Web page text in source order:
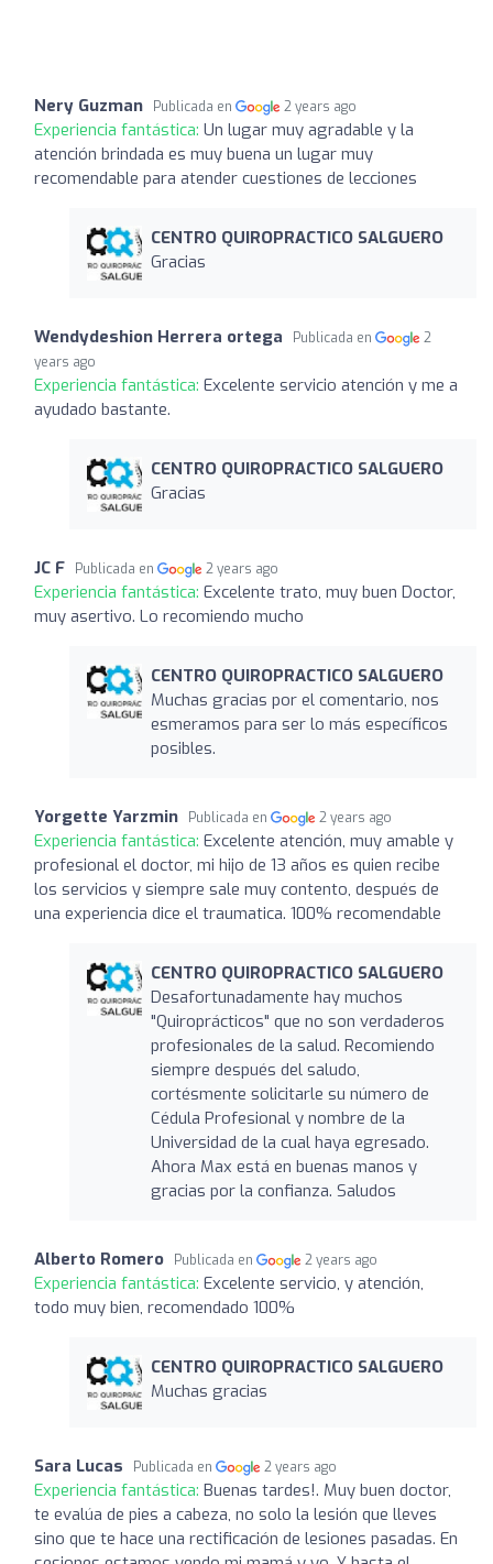
Nery Guzman Publicada en 2 years ago
Experiencia fantástica: Un lugar muy agradable y la
atención brindada es muy buena un lugar muy
recomendable para atender cuestiones de lecciones
CENTRO QUIROPRACTICO SALGUERO
Gracias
Wendydeshion Herrera ortega Publicada en
2
years ago
Experiencia fantástica: Excelente servicio atención y me a
ayudado bastante.
CENTRO QUIROPRACTICO SALGUERO
Gracias
JC F Publicada en 2 years ago
Experiencia fantástica: Excelente trato, muy buen Doctor,
muy asertivo. Lo recomiendo mucho
CENTRO QUIROPRACTICO SALGUERO
Muchas gracias por el comentario, nos
esmeramos para ser lo más específicos
posibles.
Yorgette Yarzmin Publicada en 2 years ago
Experiencia fantástica: Excelente atención, muy amable y
profesional el doctor, mi hijo de 13 años es quien recibe
los servicios y siempre sale muy contento, después de
una experiencia dice el traumatica. 100% recomendable
CENTRO QUIROPRACTICO SALGUERO
Desafortunadamente hay muchos
"Quiroprácticos" que no son verdaderos
profesionales de la salud. Recomiendo
siempre después del saludo,
cortésmente solicitarle su número de
Cédula Profesional y nombre de la
Universidad de la cual haya egresado.
Ahora Max está en buenas manos y
gracias por la confianza. Saludos
Alberto Romero Publicada en 2 years ago
Experiencia fantástica: Excelente servicio, y atención,
todo muy bien, recomendado 100%
CENTRO QUIROPRACTICO SALGUERO
Muchas gracias
Sara Lucas Publicada en 2 years ago
Experiencia fantástica: Buenas tardes!. Muy buen doctor,
te evalúa de pies a cabeza, no solo la lesión que lleves
sino que te hace una rectificación de lesiones pasadas. En